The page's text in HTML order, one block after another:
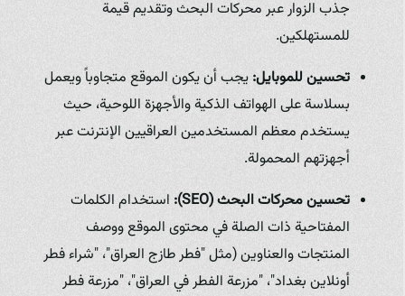
جذب الزوار عبر محركات البحث وتقديم قيمة
للمستهلكين.
تحسين للموبايل:يجب أن يكون الموقع متجاوباً ويعمل
بسلاسة على الهواتف الذكية والأجهزة اللوحية، حيث
يستخدم معظم المستخدمين العراقيين الإنترنت عبر
أجهزتهم المحمولة.
تحسين محركات البحث (SEO):
استخدام الكلمات
المفتاحية ذات الصلة في محتوى الموقع ووصف
المنتجات والعناوين (مثل "فطر طازج العراق"، "شراء فطر
أونلاين بغداد"، "مزرعة الفطر في العراق"، "مزرعة فطر